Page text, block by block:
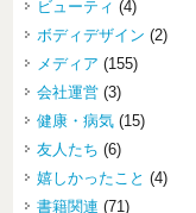
ビューティ (4)
ボディデザイン (2)
メディア (155)
会社運営 (3)
健康・病気 (15)
友人たち (6)
嬉しかったこと (4)
書籍関連 (71)